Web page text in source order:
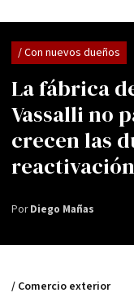
La fábrica
Vassalli no
crecen las
reactivación
/ Con nuevos dueños
PorDiego Mañas
/ Comercio exterior